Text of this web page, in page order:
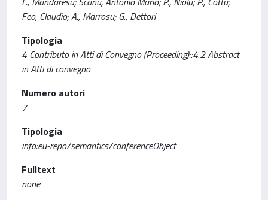
Feo, Claudio; A., Marrosu; G., Dettori
Tipologia
4 Contributo in Atti di Convegno (Proceeding)::4.2 Abstract
in Atti di convegno
Numero autori
7
Tipologia
info:eu-repo/semantics/conferenceObject
Fulltext
none